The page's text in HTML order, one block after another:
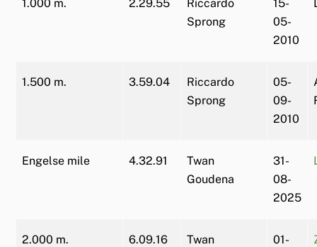
1.000 m. 2.29.55
Riccardo
Sprong
15-
05-
2010
1.500 m. 3.59.04
Riccardo
Sprong
05-
09-
2010
Engelse mile 4.32.91
Twan
Goudena
31-
08-
2025
2.000 m. 6.09.16
Twan
01-